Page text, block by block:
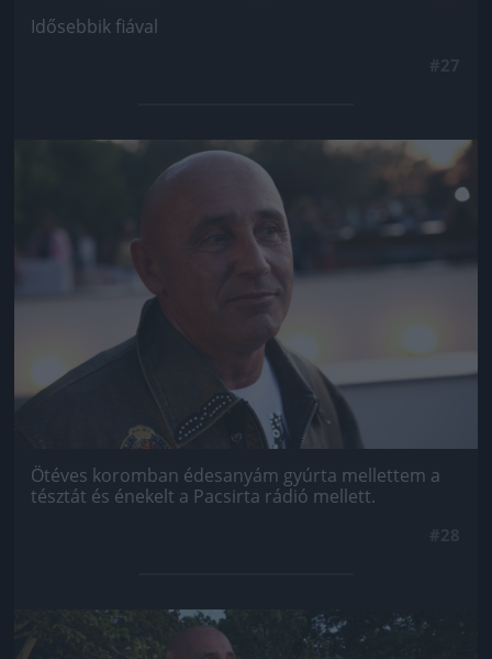
Idősebbik fiával
Jön még kép!
Ötéves koromban édesanyám gyúrta mellettem a
tésztát és énekelt a Pacsirta rádió mellett.
Jön még kép!